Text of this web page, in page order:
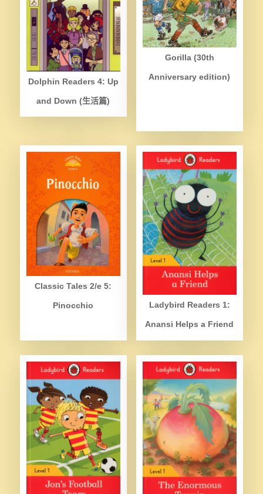
Dolphin Readers 4: Up
and Down (生活篇)
Gorilla (30th
Anniversary edition)
Classic Tales 2/e 5:
Pinocchio Ladybird Readers 1:
Anansi Helps a Friend